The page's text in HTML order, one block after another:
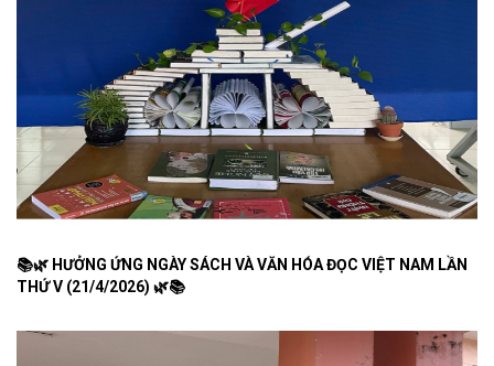
📚🌿 HƯỞNG ỨNG NGÀY SÁCH VÀ VĂN HÓA ĐỌC VIỆT NAM LẦN
THỨ V (21/4/2026) 🌿📚